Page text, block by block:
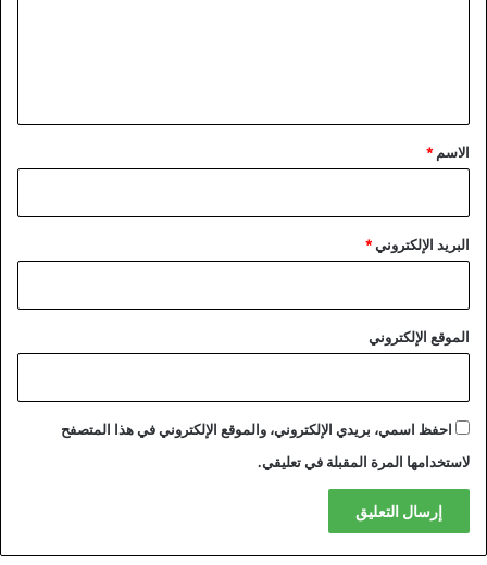
*
الاسم *
البريد الإلكتروني*
الموقع الإلكتروني
احفظ اسمي، بريدي الإلكتروني، والموقع الإلكتروني في هذا المتصفح
لاستخدامها المرة المقبلة في تعليقي.